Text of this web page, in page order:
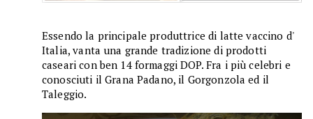
Essendo la principale produttrice di latte vaccino d'
Italia, vanta una grande tradizione di prodotti
caseari con ben 14 formaggi DOP. Fra i più celebri e
conosciuti il Grana Padano, il Gorgonzola ed il
Taleggio.